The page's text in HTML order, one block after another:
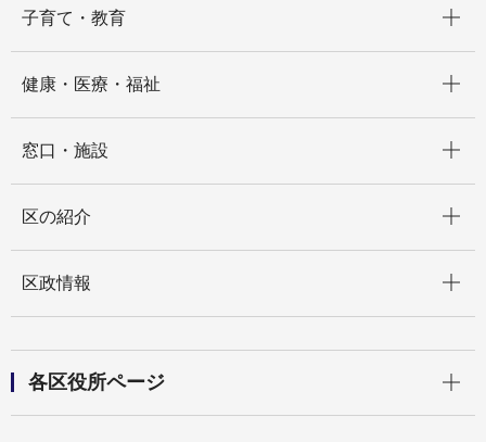
子育て・教育
健康・医療・福祉
窓口・施設
区の紹介
区政情報
各区役所ページ